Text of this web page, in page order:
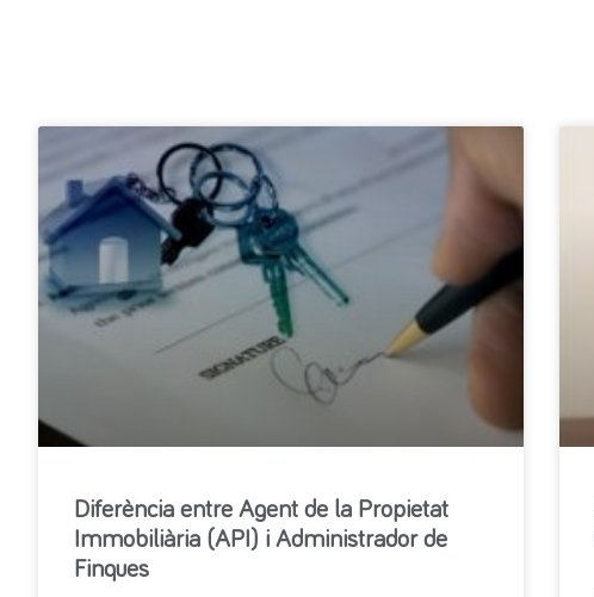
Diferència entre Agent de la Propietat
Immobiliària (API) i Administrador de
Finques